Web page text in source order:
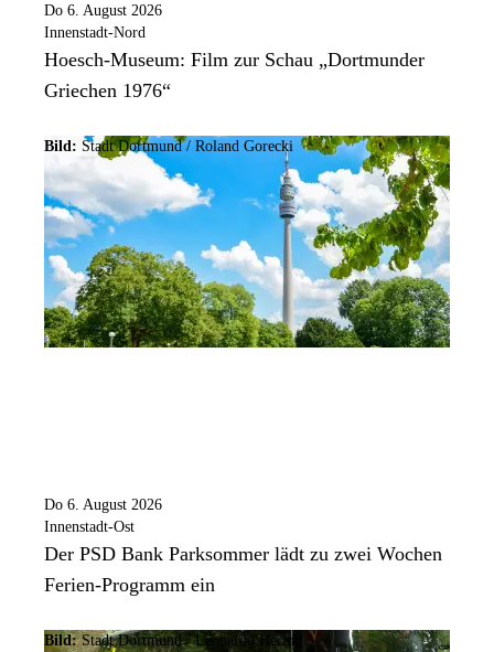
Do 6. August 2026
Innenstadt-Nord
Hoesch-Museum: Film zur Schau „Dortmunder
Griechen 1976“
Bild: Stadt Dortmund / Roland Gorecki
Do 6. August 2026
Innenstadt-Ost
Der PSD Bank Parksommer lädt zu zwei Wochen
Ferien-Programm ein
Bild: Stadt Dortmund / Leonardo Hering